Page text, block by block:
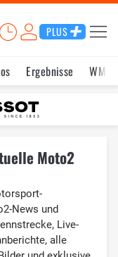
PLUS
Ergebnisse WM-
Moto2
News und
Live-
alle